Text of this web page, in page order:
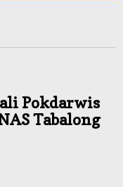
Pokdarwis
Tabalong